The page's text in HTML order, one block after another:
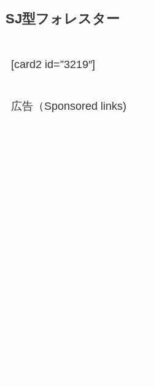
SJ型フォレスター
[card2 id=”3219″]
広告（Sponsored links)